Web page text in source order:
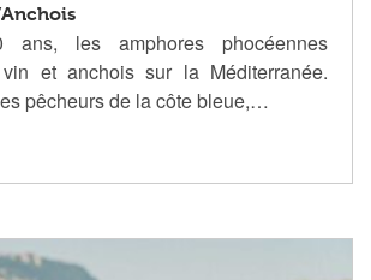
les amphores phocéennes
vin et anchois sur la Méditerranée.
pêcheurs de la côte bleue,…